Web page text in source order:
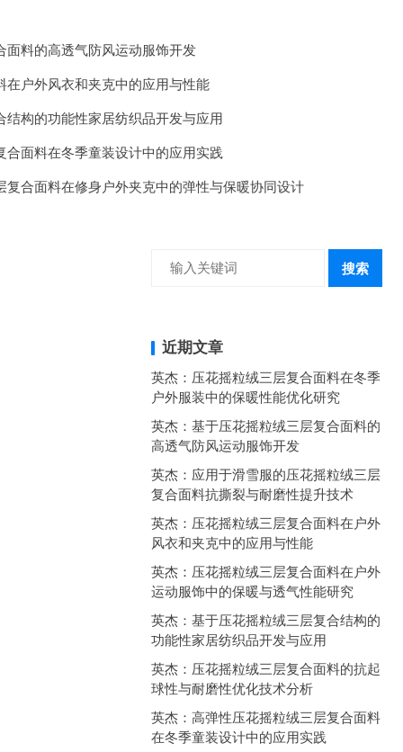
面料的高透气防风运动服饰开发
在户外风衣和夹克中的应用与性能
构的功能性家居纺织品开发与应用
面料在冬季童装设计中的应用实践
复合面料在修身户外夹克中的弹性与保暖协同设计
搜索
近期文章
英杰：压花摇粒绒三层复合面料在冬季
户外服装中的保暖性能优化研究
英杰：基于压花摇粒绒三层复合面料的
高透气防风运动服饰开发
英杰：应用于滑雪服的压花摇粒绒三层
复合面料抗撕裂与耐磨性提升技术
英杰：压花摇粒绒三层复合面料在户外
风衣和夹克中的应用与性能
英杰：压花摇粒绒三层复合面料在户外
运动服饰中的保暖与透气性能研究
英杰：基于压花摇粒绒三层复合结构的
功能性家居纺织品开发与应用
英杰：压花摇粒绒三层复合面料的抗起
球性与耐磨性优化技术分析
英杰：高弹性压花摇粒绒三层复合面料
在冬季童装设计中的应用实践